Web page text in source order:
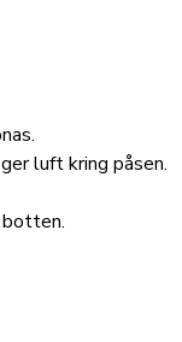
luft kring påsen.